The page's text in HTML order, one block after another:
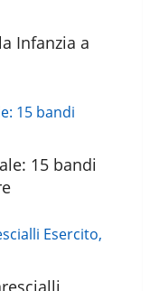
Infanzia a
15 bandi